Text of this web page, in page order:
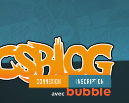
CONNEXION INSCRIPTION